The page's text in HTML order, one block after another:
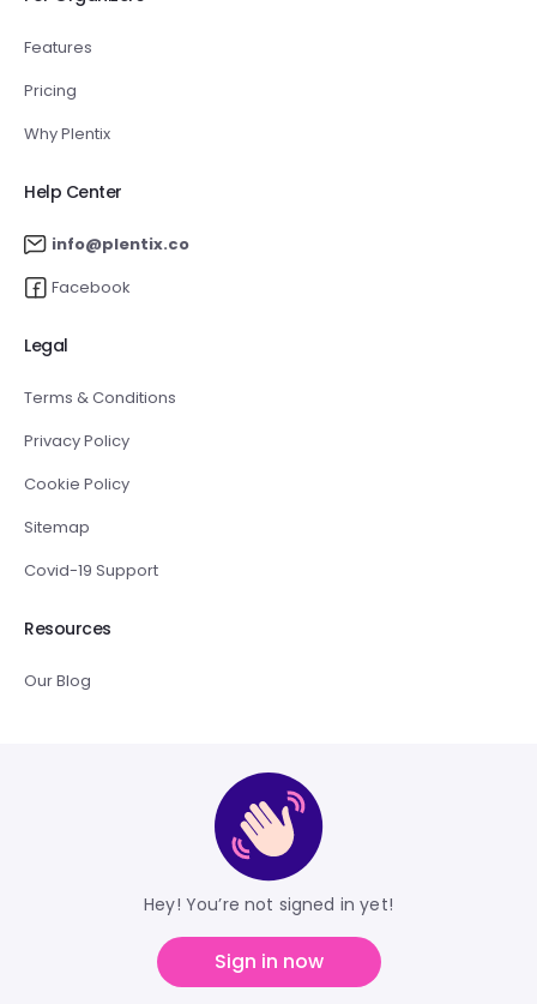
Features
Pricing
Why Plentix
Help Center
info@plentix.co
Facebook
Legal
Terms & Conditions
Privacy Policy
Cookie Policy
Sitemap
Covid-19 Support
Resources
Our Blog
Hey! You’re not signed in yet!
Sign in now